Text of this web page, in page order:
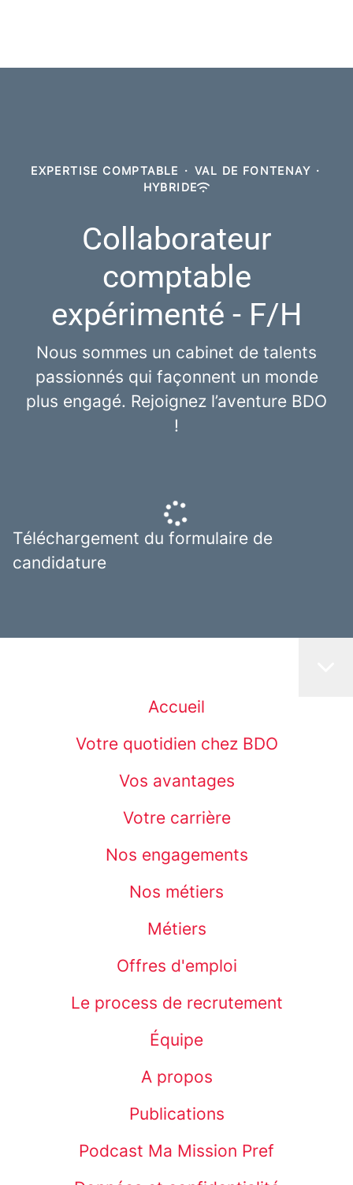
EXPERTISE COMPTABLE · VAL DE FONTENAY ·
HYBRIDE
Collaborateur
comptable
expérimenté - F/H
Nous sommes un cabinet de talents
passionnés qui façonnent un monde
plus engagé. Rejoignez l’aventure BDO
!
Téléchargement du formulaire de
candidature
Accueil
Votre quotidien chez BDO
Vos avantages
Votre carrière
Nos engagements
Nos métiers
Métiers
Offres d'emploi
Le process de recrutement
Équipe
A propos
Publications
Podcast Ma Mission Pref